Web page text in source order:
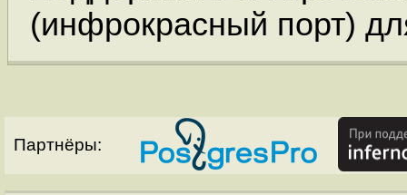
(инфрокрасный порт)
Партнёры: